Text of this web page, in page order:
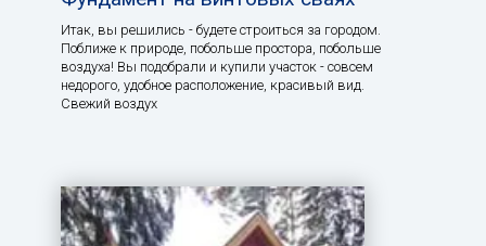
Итак, вы решились - будете строиться за городом.
Поближе к природе, побольше простора, побольше
воздуха! Вы подобрали и купили участок - совсем
недорого, удобное расположение, красивый вид.
Свежий воздух